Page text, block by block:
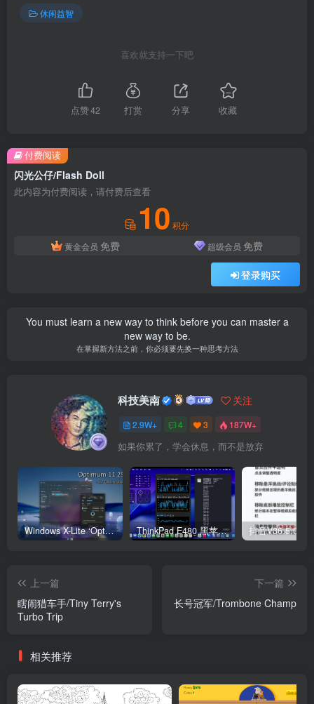
休闲益智
喜欢就支持一下吧
点赞42 打赏 分享 收藏
闪光公仔/Flash Doll
此内容为付费阅读，请付费后查看
10 积分
黄金会员 免费 超级会员 免费
登录购买
付费阅读
You must learn a new way to think before you can master a
new way to be.
在掌握新方法之前，你必须要先换一种思考方法
科技美南 关注
2.9W+ 4 3 187W+
如果你累了，学会休息，而不是放弃
Windows X-Lite ‘Optimum 11’ 25H2 Pro v2 ThinkPad E480 黑苹果完美Tahoe的EFI分享（2026.03.01更新） 抖音V36.5.0 内
上一篇
瞎闹猎车手/Tiny Terry's
Turbo Trip
下一篇
长号冠军/Trombone Champ
相关推荐